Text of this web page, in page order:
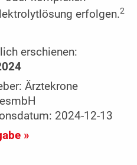
erfolgen.2
erschienen:
Ärztekrone
2024-12-13
»